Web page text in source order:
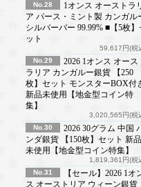
No.28
1オンス オーストラ
ア パース・ミント製 カンガル
シルバーバー 99.99% ■【5枚】
ット
59,617円(税
No.29
2026 1オンス オース
ラリア カンガルー銀貨 【250
枚】セット モンスターBOX付
新品未使用【地金型コイン特
集】
3,020,565円(税
No.30
2026 30グラム 中国
ンダ銀貨 【150枚】セット 新品
未使用【地金型コイン特集】
1,819,361円(税
No.31
【セール】2026 1オ
ス オーストリア ウィーン銀貨